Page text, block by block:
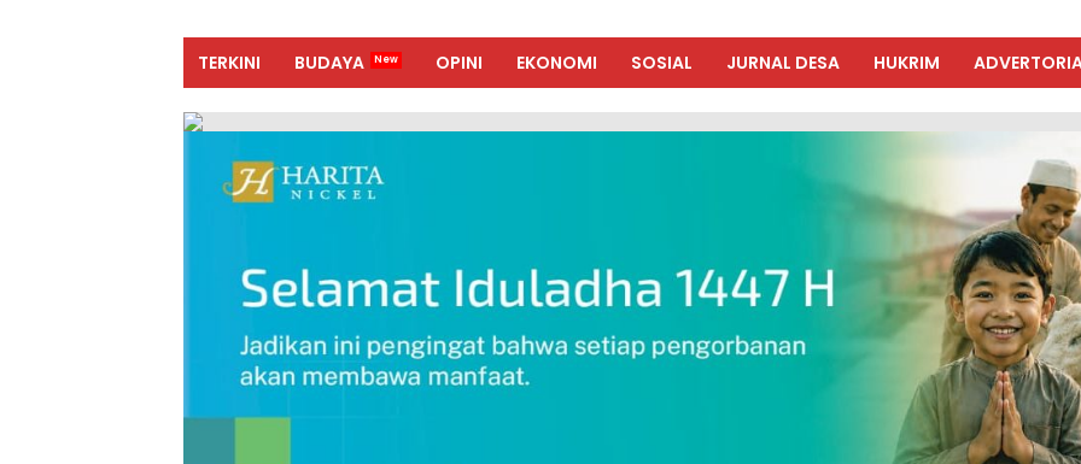
TERKINI BUDAYA OPINI EKONOMI SOSIAL JURNAL DESA HUKRIM